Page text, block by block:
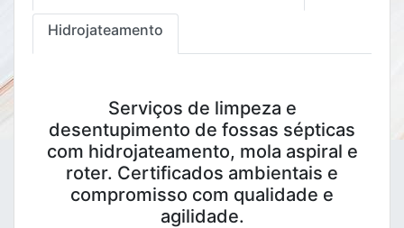
Hidrojateamento
Serviços de limpeza e
desentupimento de fossas sépticas
com hidrojateamento, mola aspiral e
roter. Certificados ambientais e
compromisso com qualidade e
agilidade.